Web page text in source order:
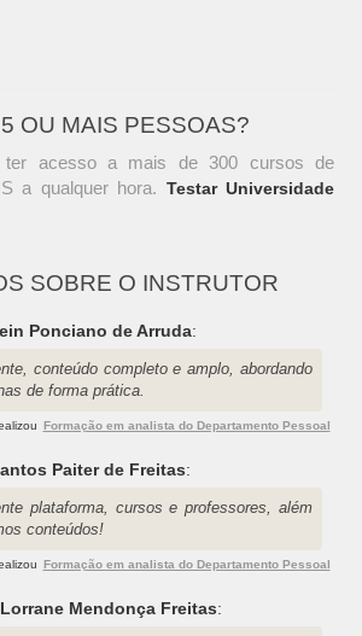
OU MAIS PESSOAS?
ter acesso a mais de 300 cursos de
a qualquer hora. Testar Universidade
SOBRE O INSTRUTOR
Ponciano de Arruda:
conteúdo completo e amplo, abordando
de forma prática.
Formação em analista do Departamento Pessoal
Paiter de Freitas:
plataforma, cursos e professores, além
conteúdos!
Formação em analista do Departamento Pessoal
Mendonça Freitas: